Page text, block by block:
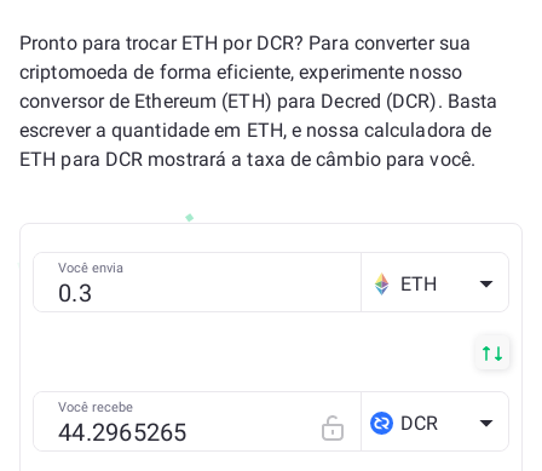
Pronto para trocar ETH por DCR? Para converter sua
criptomoeda de forma eficiente, experimente nosso
conversor de Ethereum (ETH) para Decred (DCR). Basta
escrever a quantidade em ETH, e nossa calculadora de
ETH para DCR mostrará a taxa de câmbio para você.
Você envia
ETH
Você recebe
DCR